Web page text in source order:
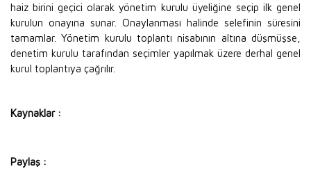
haiz birini geçici olarak yönetim kurulu üyeliğine seçip ilk genel
kurulun onayına sunar. Onaylanması halinde selefinin süresini
tamamlar. Yönetim kurulu toplantı nisabının altına düşmüşse,
denetim kurulu tarafından seçimler yapılmak üzere derhal genel
kurul toplantıya çağrılır.
Kaynaklar :
Paylaş :